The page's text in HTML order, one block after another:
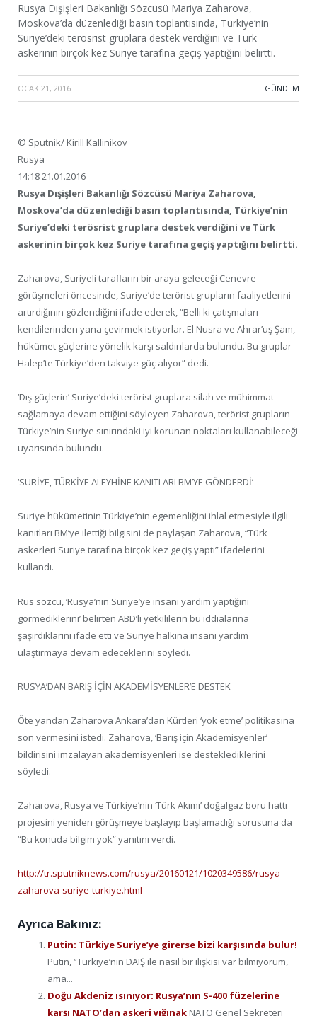
Rusya Dışişleri Bakanlığı Sözcüsü Mariya Zaharova,
Moskova’da düzenlediği basın toplantısında, Türkiye’nin
Suriye’deki terösrist gruplara destek verdiğini ve Türk
askerinin birçok kez Suriye tarafına geçiş yaptığını belirtti.
OCAK 21, 2016 · GÜNDEM
© Sputnik/ Kirill Kallinikov
Rusya
14:18 21.01.2016
Rusya Dışişleri Bakanlığı Sözcüsü Mariya Zaharova,
Moskova’da düzenlediği basın toplantısında, Türkiye’nin
Suriye’deki terösrist gruplara destek verdiğini ve Türk
askerinin birçok kez Suriye tarafına geçiş yaptığını belirtti.
Zaharova, Suriyeli tarafların bir araya geleceği Cenevre
görüşmeleri öncesinde, Suriye’de terörist grupların faaliyetlerini
artırdığının gözlendiğini ifade ederek, “Belli ki çatışmaları
kendilerinden yana çevirmek istiyorlar. El Nusra ve Ahrar’uş Şam,
hükümet güçlerine yönelik karşı saldırılarda bulundu. Bu gruplar
Halep’te Türkiye’den takviye güç alıyor” dedi.
‘Dış güçlerin’ Suriye’deki terörist gruplara silah ve mühimmat
sağlamaya devam ettiğini söyleyen Zaharova, terörist grupların
Türkiye’nin Suriye sınırındaki iyi korunan noktaları kullanabileceği
uyarısında bulundu.
‘SURİYE, TÜRKİYE ALEYHİNE KANITLARI BM’YE GÖNDERDİ’
Suriye hükümetinin Türkiye’nin egemenliğini ihlal etmesiyle ilgili
kanıtları BM’ye ilettiği bilgisini de paylaşan Zaharova, “Türk
askerleri Suriye tarafına birçok kez geçiş yaptı” ifadelerini
kullandı.
Rus sözcü, ‘Rusya’nın Suriye’ye insani yardım yaptığını
görmediklerini’ belirten ABD’li yetkililerin bu iddialarına
şaşırdıklarını ifade etti ve Suriye halkına insani yardım
ulaştırmaya devam edeceklerini söyledi.
​RUSYA’DAN BARIŞ İÇİN AKADEMİSYENLER’E DESTEK
Öte yandan Zaharova Ankara’dan Kürtleri ‘yok etme’ politikasına
son vermesini istedi. Zaharova, ‘Barış için Akademisyenler’
bildirisini imzalayan akademisyenleri ise desteklediklerini
söyledi.
Zaharova, Rusya ve Türkiye’nin ‘Türk Akımı’ doğalgaz boru hattı
projesini yeniden görüşmeye başlayıp başlamadığı sorusuna da
“Bu konuda bilgim yok” yanıtını verdi.
http://tr.sputniknews.com/rusya/20160121/1020349586/rusya-
zaharova-suriye-turkiye.html
Ayrıca Bakınız:
Putin: Türkiye Suriye’ye girerse bizi karşısında bulur!
Putin, “Türkiye’nin DAIŞ ile nasıl bir ilişkisi var bilmiyorum,
ama...
Doğu Akdeniz ısınıyor: Rusya’nın S-400 füzelerine
karşı NATO’dan askeri yığınak NATO Genel Sekreteri